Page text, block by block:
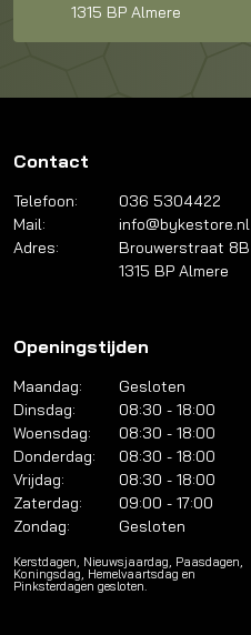
1315 BP Almere
Contact
Telefoon:
036 5304422
Mail:
info@bykestore.nl
Adres:
Brouwerstraat 8B
1315 BP Almere
Openingstijden
Maandag:
Gesloten
Dinsdag:
08:30 - 18:00
Woensdag:
08:30 - 18:00
Donderdag:
08:30 - 18:00
Vrijdag:
08:30 - 18:00
Zaterdag:
09:00 - 17:00
Zondag:
Gesloten
Kerstdagen, Nieuwsjaardag, Paasdagen,
Koningsdag, Hemelvaartsdag en
Pinksterdagen gesloten.